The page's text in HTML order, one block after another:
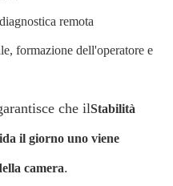
remota
formazione dell'operatore e
che ilStabilità
il giorno uno viene
camera.